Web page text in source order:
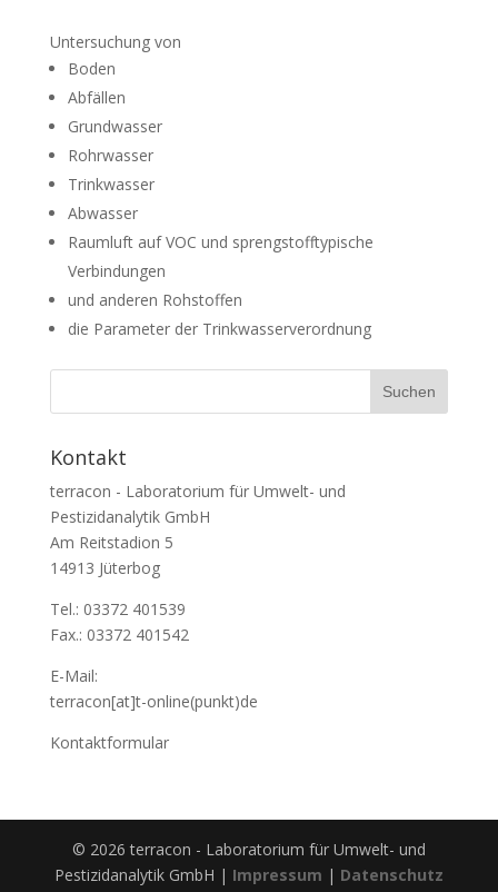
Untersuchung von
Boden
Abfällen
Grundwasser
Rohrwasser
Trinkwasser
Abwasser
Raumluft auf VOC und sprengstofftypische
Verbindungen
und anderen Rohstoffen
die Parameter der Trinkwasserverordnung
Kontakt
terracon - Laboratorium für Umwelt- und
Pestizidanalytik GmbH
Am Reitstadion 5
14913 Jüterbog
Tel.: 03372 401539
Fax.: 03372 401542
E-Mail:
terracon[at]t-online(punkt)de
Kontaktformular
© 2026 terracon - Laboratorium für Umwelt- und
Pestizidanalytik GmbH | Impressum | Datenschutz